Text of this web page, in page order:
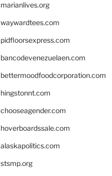
marianlives.org
waywardtees.com
pidfloorsexpress.com
bancodevenezuelaen.com
bettermoodfoodcorporation.com
hingstonnt.com
chooseagender.com
hoverboardssale.com
alaskapolitics.com
stsmp.org